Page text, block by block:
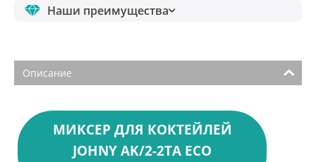
Наши преимущества
Описание
МИКСЕР ДЛЯ КОКТЕЙЛЕЙ
JOHNY AK/2-2TA ECO